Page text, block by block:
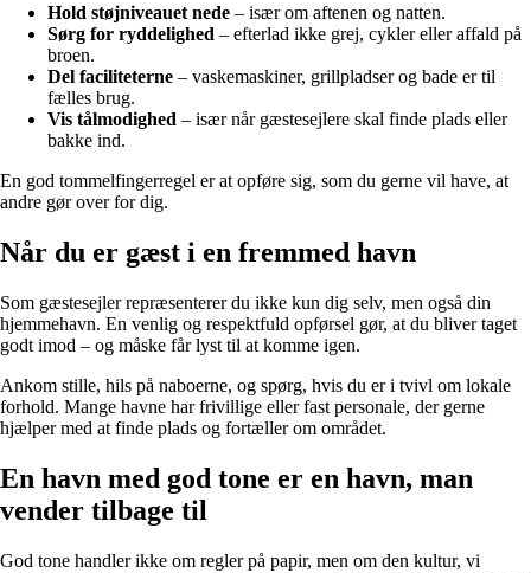
Hold støjniveauet nede – især om aftenen og natten.
Sørg for ryddelighed – efterlad ikke grej, cykler eller affald på
broen.
Del faciliteterne – vaskemaskiner, grillpladser og bade er til
fælles brug.
Vis tålmodighed – især når gæstesejlere skal finde plads eller
bakke ind.
En god tommelfingerregel er at opføre sig, som du gerne vil have, at
andre gør over for dig.
Når du er gæst i en fremmed havn
Som gæstesejler repræsenterer du ikke kun dig selv, men også din
hjemmehavn. En venlig og respektfuld opførsel gør, at du bliver taget
godt imod – og måske får lyst til at komme igen.
Ankom stille, hils på naboerne, og spørg, hvis du er i tvivl om lokale
forhold. Mange havne har frivillige eller fast personale, der gerne
hjælper med at finde plads og fortæller om området.
En havn med god tone er en havn, man
vender tilbage til
God tone handler ikke om regler på papir, men om den kultur, vi